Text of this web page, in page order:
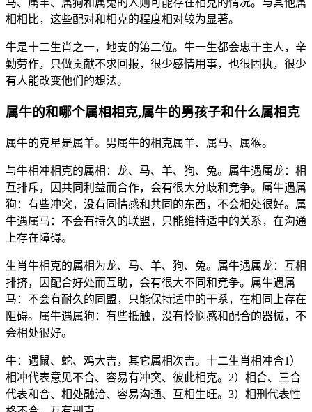
马、属羊、属狗和属兔的人则可能存在相克的情况。与其他属
相相比，这些配对和相克的程度相对较为显著。
牛是十二生肖之一，地支的第二位。牛一生都会忠于主人，辛
勤劳作，只做贡献不求回报，很少感情用事，也很固执，很少
有人能改变他们的想法。
属牛的和哪个属相相克,属牛的男孩子和什么属相克
属牛的克星是属羊。男属牛的相克属羊、属马、属猴。
与牛相冲相克的属相：龙、马、羊、狗、兔。属牛遇属龙：相
互排斥，因共同利益而合作，会有很大分歧和竞争。属牛遇属
狗：有些冲突，没有同情感和共同的东西，不会相处很好。属
牛遇属马：不会有持久的联盟，只能维持适中的关系，在沟通
上存在障碍。
生肖牛相克的属相为龙、马、羊、狗、兔。属牛遇属龙：互相
排挤，因配合好处而互助，会有很大不同和竞争。属牛遇属
马：不会有耐久的同盟，只能保持适中的干系，在相同上存在
阻碍。属牛遇属狗：有些抵触，没有怜悯感和配合的器械，不
会相处很好。
牛：遇鼠、蛇、鸡大吉，其它属相次吉。十二生肖相冲合1）
相冲代表意见不合、容易有冲突、彼此相克。2）相合、三合
代表和合、相处融洽、容易沟通、互相生旺。3）相刑代表性